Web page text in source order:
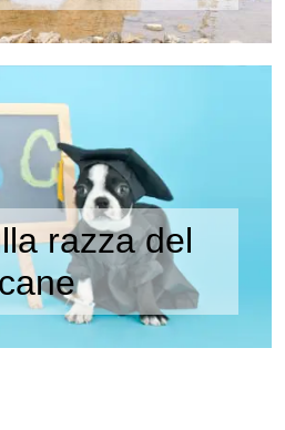
razza del
cane